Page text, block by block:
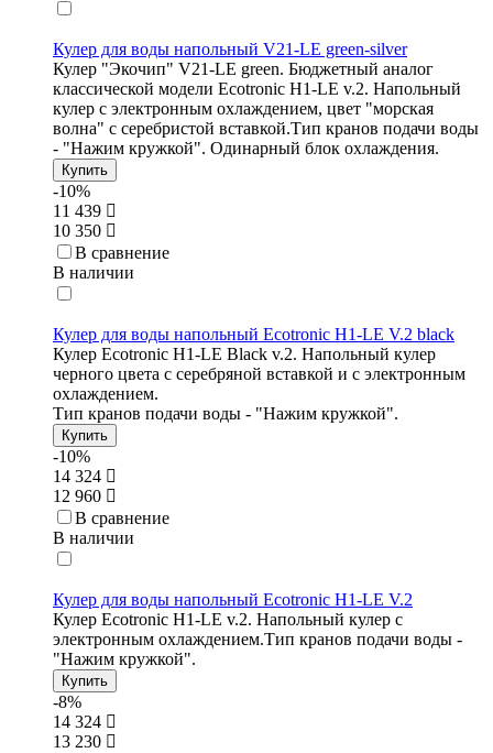
Кулер для воды напольный V21-LE green-silver
Кулер "Экочип" V21-LE green. Бюджетный аналог
классической модели Ecotronic H1-LE v.2. Напольный
кулер с электронным охлаждением, цвет "морская
волна" с серебристой вставкой.Тип кранов подачи воды
- "Нажим кружкой". Одинарный блок охлаждения.
Купить
-10%
11 439
10 350
В сравнение
В наличии
Кулер для воды напольный Ecotronic H1-LE V.2 black
Кулер Ecotronic H1-LE Black v.2. Напольный кулер
черного цвета с серебряной вставкой и с электронным
охлаждением.
Тип кранов подачи воды - "Нажим кружкой".
Купить
-10%
14 324
12 960
В сравнение
В наличии
Кулер для воды напольный Ecotronic H1-LE V.2
Кулер Ecotronic H1-LE v.2. Напольный кулер с
электронным охлаждением.Тип кранов подачи воды -
"Нажим кружкой".
Купить
-8%
14 324
13 230